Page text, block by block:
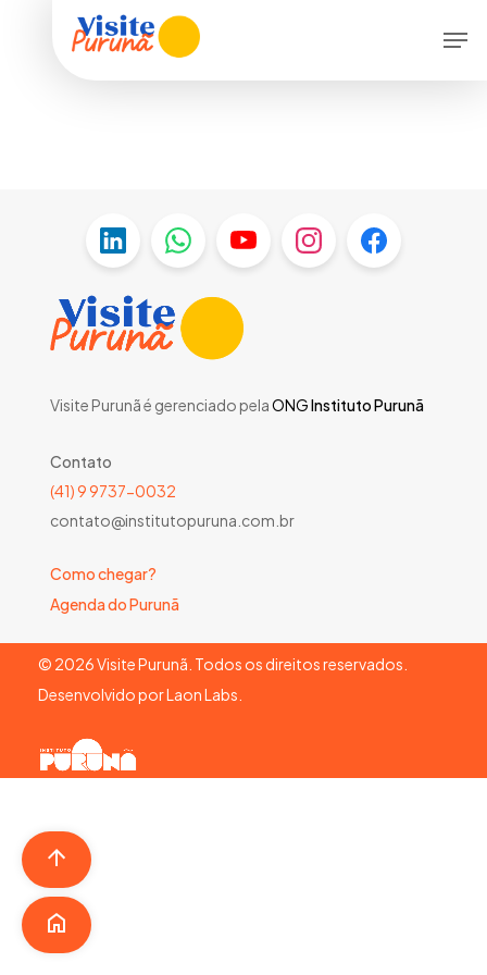
Visite Purunã é gerenciado pelaONGInstituto Purunã
Contato
(41) 9 9737-0032
contato@institutopuruna.com.br
Como chegar?
Agenda do Purunã
© 2026Visite Purunã. Todos os direitos reservados.
Desenvolvido porLaon Labs